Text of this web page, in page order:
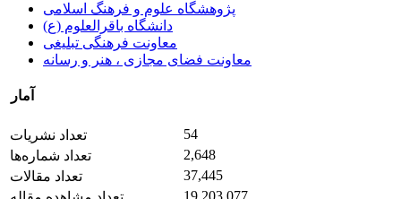
پژوهشگاه علوم و فرهنگ اسلامی
دانشگاه باقرالعلوم (ع)
معاونت فرهنگی تبلیغی
معاونت فضای مجازی ، هنر و رسانه
آمار
تعداد نشریات
54
تعداد شماره‌ها
2,648
تعداد مقالات
37,445
19,203,077